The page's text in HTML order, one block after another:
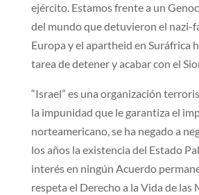
ejército. Estamos frente a un
del mundo que detuvieron el nazi-
Europa y el apartheid en Suráfrica
tarea de detener y acabar con el
“Israel” es una organización
la impunidad que le garantiza el
norteamericano, se ha negado a
los años la existencia del Estado
interés en ningún Acuerdo
respeta el Derecho a la Vida de las